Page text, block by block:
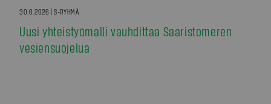
30.6.2026 | S-RYHMÄ
Uusi yhteistyömalli vauhdittaa Saaristomeren
vesiensuojelua